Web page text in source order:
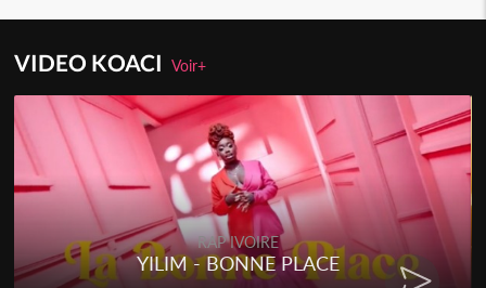
VIDEO KOACIVoir+
RAP IVOIRE
YILIM - BONNE PLACE